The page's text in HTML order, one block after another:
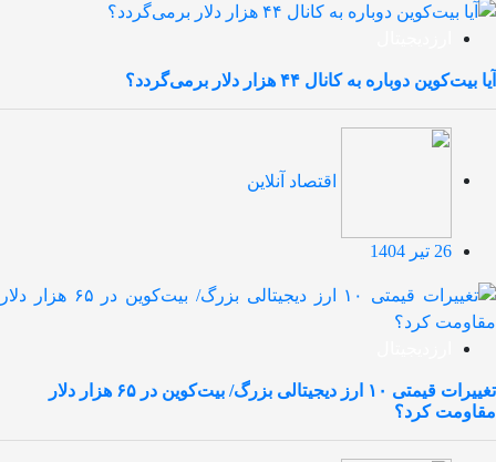
آیا بیت‌کوین دوباره به کانال ۴۴ هزار دلار برمی‌گردد؟
اقتصاد آنلاین
26 تیر 1404
تغییرات قیمتی ۱۰ ارز دیجیتالی بزرگ/ بیت‌کوین در ۶۵ هزار دلار
مقاومت کرد؟